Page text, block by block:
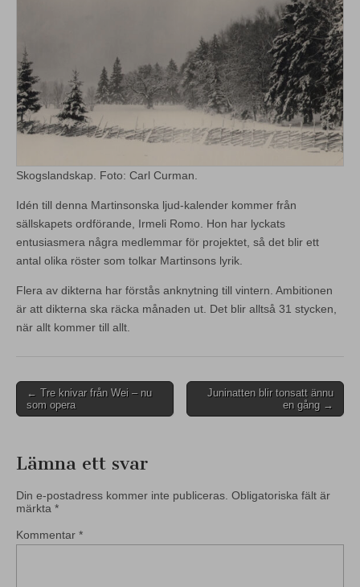
Skogslandskap. Foto: Carl Curman.
Idén till denna Martinsonska ljud-kalender kommer från
sällskapets ordförande, Irmeli Romo. Hon har lyckats
entusiasmera några medlemmar för projektet, så det blir ett
antal olika röster som tolkar Martinsons lyrik.
Flera av dikterna har förstås anknytning till vintern. Ambitionen
är att dikterna ska räcka månaden ut. Det blir alltså 31 stycken,
när allt kommer till allt.
Post
navigation
← Tre knivar från Wei – nu
som opera
Juninatten blir tonsatt ännu
en gång →
Lämna ett svar
Din e-postadress kommer inte publiceras. Obligatoriska fält är
märkta *
Kommentar *